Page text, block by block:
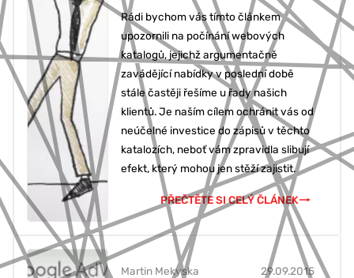
Rádi bychom vás tímto článkem
upozornili na počínání webových
katalogů, jejichž argumentačně
zavádějící nabídky v poslední době
stále častěji řešíme u řady našich
klientů. Je naším cílem ochránit vás od
neúčelné investice do zápisů v těchto
katalozích, neboť vám zpravidla slibují
efekt, který mohou jen stěží zajistit.
PŘEČTĚTE SI CELÝ ČLÁNEK
29.09.2015
Martin Mekyska